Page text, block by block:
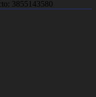
3855143580